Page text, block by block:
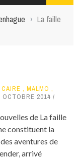
› La faille
, MALMO ,
OCTOBRE 2014
de La faille
constituent la
aventures de
arrivé